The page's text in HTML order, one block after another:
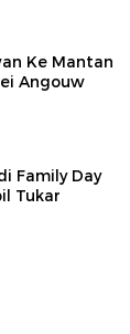
Ke Mantan
Angouw
Family Day
Tukar